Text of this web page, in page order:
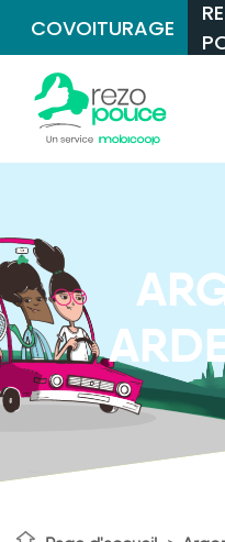
COVOITURAGE